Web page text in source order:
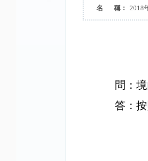
名 稱：
2018
問：
答：